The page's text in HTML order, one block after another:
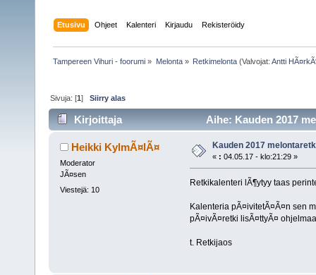
Etusivu Ohjeet Kalenteri Kirjaudu Rekisteröidy
Tampereen Vihuri - foorumi » Melonta» Retkimelonta(Valvojat: Antti
Sivuja: [1]Siirry alas
Kirjoittaja Aihe: Kauden 2017
Heikki KylmÃ¤lÃ¤
Moderator
JÃ¤sen
Viestejä: 10
Kauden 2017
« : 04.05.17 - klo:21:29 »
Retkikalenteri lÃ¶ytyy taas
Kalenteria pÃ¤ivitetÃ¤Ã¤n sen
pÃ¤ivÃ¤retki lisÃ¤ttyÃ¤
t. Retkijaos